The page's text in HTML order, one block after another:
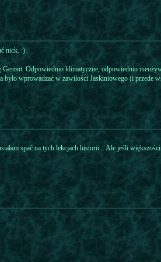
nick. :)
Odpowiednio klimatyczne, odpowiednio
wprowadzać w zawiłości Jaskiniowego (i przede
spać na tych lekcjach historii... Ale jeśli